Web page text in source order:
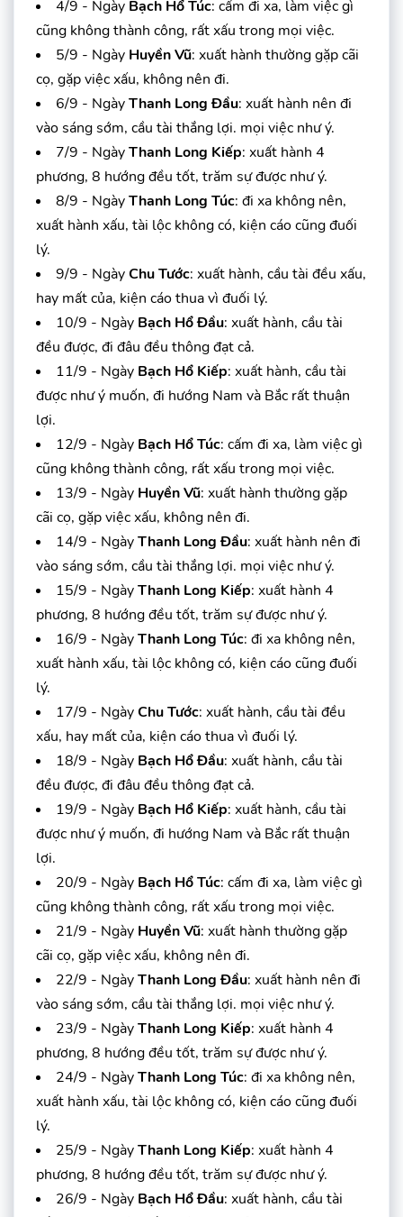
4/9 - Ngày Bạch Hổ Túc: cấm đi xa, làm việc gì
cũng không thành công, rất xấu trong mọi việc.
5/9 - Ngày Huyền Vũ: xuất hành thường gặp cãi
cọ, gặp việc xấu, không nên đi.
6/9 - NgàyThanh Long Đầu: xuất hành nên đi
vào sáng sớm, cầu tài thắng lợi. mọi việc như ý.
7/9 - NgàyThanh Long Kiếp: xuất hành 4
phương, 8 hướng đều tốt, trăm sự được như ý.
8/9 - NgàyThanh Long Túc: đi xa không nên,
xuất hành xấu, tài lộc không có, kiện cáo cũng đuối
lý.
9/9 - NgàyChu Tước: xuất hành, cầu tài đều xấu,
hay mất của, kiện cáo thua vì đuối lý.
10/9 - Ngày Bạch Hổ Đầu: xuất hành, cầu tài
đều được, đi đâu đều thông đạt cả.
11/9 - Ngày Bạch Hổ Kiếp: xuất hành, cầu tài
được như ý muốn, đi hướng Nam và Bắc rất thuận
lợi.
12/9 - Ngày Bạch Hổ Túc: cấm đi xa, làm việc gì
cũng không thành công, rất xấu trong mọi việc.
13/9 - Ngày Huyền Vũ: xuất hành thường gặp
cãi cọ, gặp việc xấu, không nên đi.
14/9 - NgàyThanh Long Đầu: xuất hành nên đi
vào sáng sớm, cầu tài thắng lợi. mọi việc như ý.
15/9 - NgàyThanh Long Kiếp: xuất hành 4
phương, 8 hướng đều tốt, trăm sự được như ý.
16/9 - NgàyThanh Long Túc: đi xa không nên,
xuất hành xấu, tài lộc không có, kiện cáo cũng đuối
lý.
17/9 - NgàyChu Tước: xuất hành, cầu tài đều
xấu, hay mất của, kiện cáo thua vì đuối lý.
18/9 - Ngày Bạch Hổ Đầu: xuất hành, cầu tài
đều được, đi đâu đều thông đạt cả.
19/9 - Ngày Bạch Hổ Kiếp: xuất hành, cầu tài
được như ý muốn, đi hướng Nam và Bắc rất thuận
lợi.
20/9 - Ngày Bạch Hổ Túc: cấm đi xa, làm việc gì
cũng không thành công, rất xấu trong mọi việc.
21/9 - Ngày Huyền Vũ: xuất hành thường gặp
cãi cọ, gặp việc xấu, không nên đi.
22/9 - NgàyThanh Long Đầu: xuất hành nên đi
vào sáng sớm, cầu tài thắng lợi. mọi việc như ý.
23/9 - NgàyThanh Long Kiếp: xuất hành 4
phương, 8 hướng đều tốt, trăm sự được như ý.
24/9 - NgàyThanh Long Túc: đi xa không nên,
xuất hành xấu, tài lộc không có, kiện cáo cũng đuối
lý.
25/9 - NgàyThanh Long Kiếp: xuất hành 4
phương, 8 hướng đều tốt, trăm sự được như ý.
26/9 - Ngày Bạch Hổ Đầu: xuất hành, cầu tài